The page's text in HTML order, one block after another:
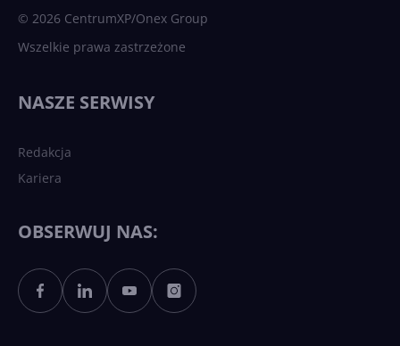
Sztuczna inteligencja po
polsku. Dość barier
© 2026 CentrumXP/Onex Group
Wszelkie prawa zastrzeżone
NASZE SERWISY
Redakcja
Kariera
OBSERWUJ NAS: